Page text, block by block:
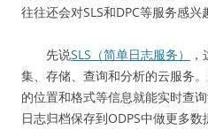
往往还会对SLS和DPC等服务感兴
先说SLS（简单日志服务）
集、存储、查询和分析的云服务
的位置和格式等信息就能实时查
日志归档保存到ODPS中做更多数